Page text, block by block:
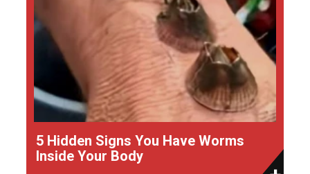
5 Hidden Signs You Have Worms
Inside Your Body